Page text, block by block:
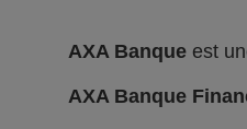
AXA Banque est
AXA Banque